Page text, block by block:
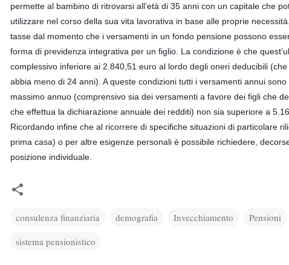
permette al bambino di ritrovarsi all’età di 35 anni con un capitale che
utilizzare nel corso della sua vita lavorativa in base alle proprie
tasse dal momento che i versamenti in un fondo pensione possono
forma di previdenza integrativa per un figlio. La condizione è che
complessivo inferiore ai 2.840,51 euro al lordo degli oneri deducibili
abbia meno di 24 anni). A queste condizioni tutti i versamenti annui
massimo annuo (comprensivo sia dei versamenti a favore dei figli che
che effettua la dichiarazione annuale dei redditi) non sia superiore a
Ricordando infine che al ricorrere di specifiche situazioni di particolare
prima casa) o per altre esigenze personali è possibile richiedere,
posizione individuale.
consulenza finanziaria demografia Invecchiamento Pensioni
sistema pensionistico